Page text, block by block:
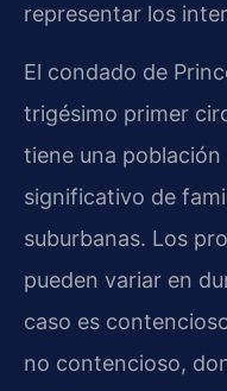
representar los
El condado de
trigésimo primer
tiene una
significativo de
suburbanas. Los
pueden variar en
caso es
no contencioso,